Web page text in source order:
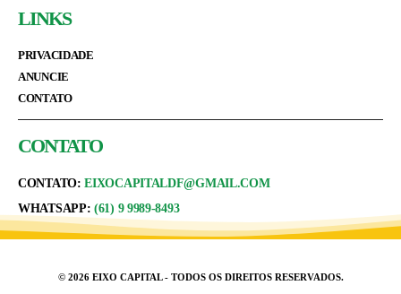
LINKS
PRIVACIDADE
ANUNCIE
CONTATO
CONTATO
CONTATO:EIXOCAPITALDF@GMAIL.COM
WHATSAPP: (61) 9 9989-8493
© 2026 EIXO CAPITAL - TODOS OS DIREITOS RESERVADOS.